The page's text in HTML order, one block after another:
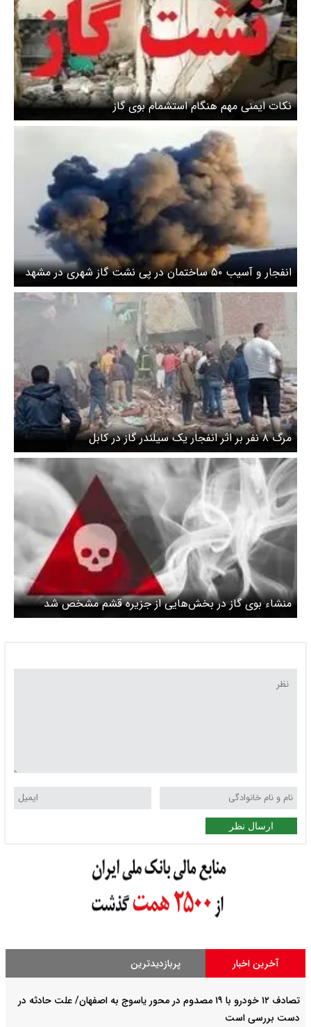
نکات ایمنی مهم هنگام استشمام بوی گاز
انفجار و آسیب ۵۰ ساختمان در پی نشت گاز شهری در مشهد
مرگ ۸ نفر بر اثر انفجار یک سیلندر گاز در کابل
منشاء بوی گاز در بخش‌هایی از جزیره قشم مشخص شد
ارسال نظر
آخرین اخبار پربازدیدترین
تصادف ۱۲ خودرو با ۱۹ مصدوم در محور یاسوج به اصفهان/ علت حادثه در
دست بررسی است